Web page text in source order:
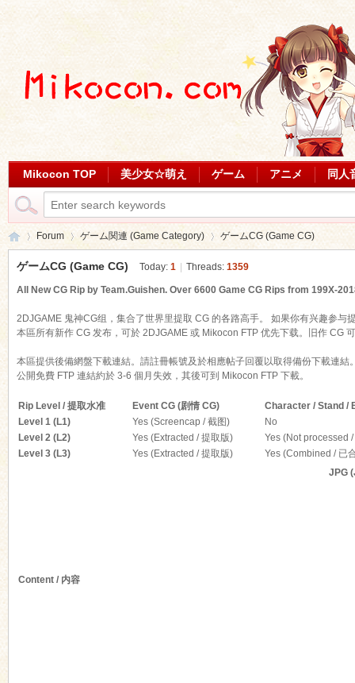
Mikocon TOP 美少女☆萌え ゲーム アニメ 同人
Forum ゲーム関連 (Game Category) ゲームCG (Game CG)
ゲームCG (Game CG) Today: 1 Threads: 1359
All New CG Rip by Team.Guishen. Over 6600 Game CG Rips from 199X-
2DJGAME 鬼神CG组，集合了世界里提取 CG 的各路高手。 如果你有兴趣参与
本區所有新作 CG 发布，可於 2DJGAME 或 Mikocon FTP 优先下载。旧作 CG
本區提供後備網盤下載連結。請註冊帳號及於相應帖子回覆以取得備份下載連結
公開免費 FTP 連結約於 3-6 個月失效，其後可到 Mikocon FTP 下載。
Rip Level / 提取水准 Event CG (剧情 CG)
Character / Stand /
Level 1 (L1)
Yes (Screencap / 截图)
No
Level 2 (L2)
Yes (Extracted / 提取版)
Yes (Not processed
Level 3 (L3)
Yes (Extracted / 提取版) Yes (Combined / 已
Content / 内容
JPG